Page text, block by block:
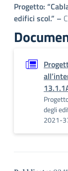
Progetto:
edifici scol.” –
degli
2021-